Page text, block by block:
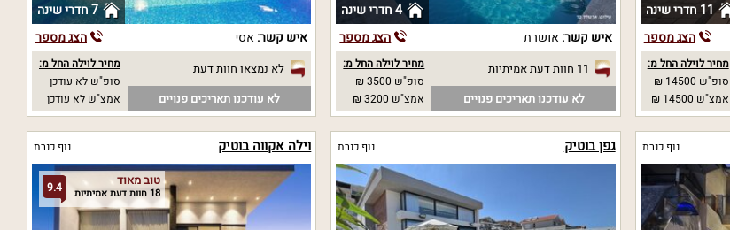
11 חדרי שינה
הצג מספר
מחיר לוילה החל מ:
סופ"ש 14500 ₪
אמצ"ש 14500 ₪
4 חדרי שינה
איש קשר: אושרת הצג מספר
11 חוות דעת אמיתיות
לא עודכנו תאריכים פנויים
מחיר לוילה החל מ:
סופ"ש 3500 ₪
אמצ"ש 3200 ₪
7 חדרי שינה
איש קשר: אסי הצג מספר
לא נמצאו חוות דעת
לא עודכנו תאריכים פנויים
מחיר לוילה החל מ:
סופ"ש לא עודכן
אמצ"ש לא עודכן
נוף כנרת גפן בוטיק נוף כנרת וילה אקווה בוטיק נוף כנרת
9.4 טוב מאוד
18 חוות דעת אמיתיות